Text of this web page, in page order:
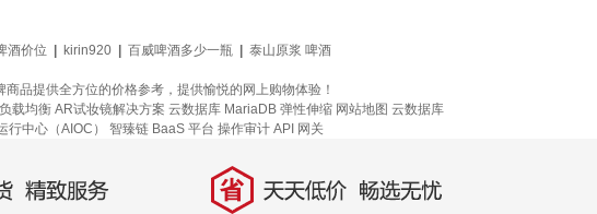
酒价位 kirin920 百威啤酒多少一瓶
泰山原浆 啤酒
品提供全方位的价格参考，提供愉悦的网上购物体验！
负载均衡 AR试妆镜解决方案 云数据库 MariaDB 弹性伸缩 网站地图 云数据库
行中心（AIOC） 智臻链 BaaS 平台 操作审计 API 网关
精致服务 省 天天低价，畅选无忧